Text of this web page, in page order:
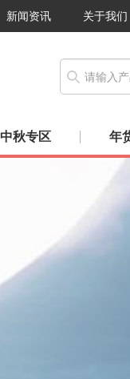
新闻资讯 关于我们
中秋专区 年